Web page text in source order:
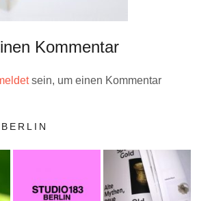
Kommentar
sein, um einen Kommentar